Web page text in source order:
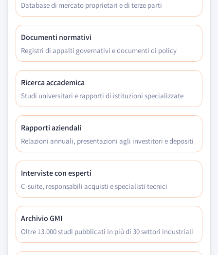
Database di mercato proprietari e di terze parti
Documenti normativi
Registri di appalti governativi e documenti di policy
Ricerca accademica
Studi universitari e rapporti di istituzioni specializzate
Rapporti aziendali
Relazioni annuali, presentazioni agli investitori e depositi
Interviste con esperti
C-suite, responsabili acquisti e specialisti tecnici
Archivio GMI
Oltre 13.000 studi pubblicati in più di 30 settori industriali